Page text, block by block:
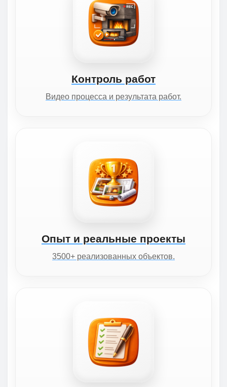
Контроль работ
Видео процесса и результата работ.
Опыт и реальные проекты
3500+ реализованных объектов.